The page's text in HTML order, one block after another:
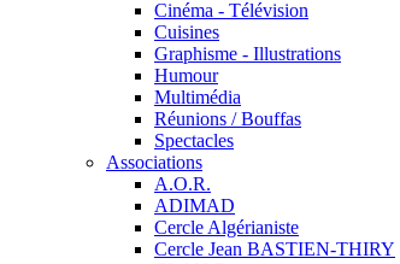
Cinéma - Télévision
Cuisines
Graphisme - Illustrations
Humour
Multimédia
Réunions / Bouffas
Spectacles
Associations
A.O.R.
ADIMAD
Cercle Algérianiste
Cercle Jean BASTIEN-THIRY